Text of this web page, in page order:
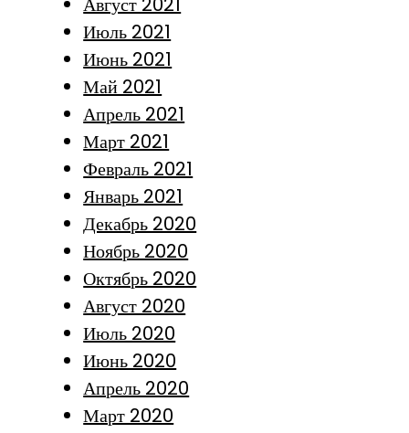
Июль 2021
Июнь 2021
Май 2021
Апрель 2021
Март 2021
Февраль 2021
Январь 2021
Декабрь 2020
Ноябрь 2020
Октябрь 2020
Август 2020
Июль 2020
Июнь 2020
Апрель 2020
Март 2020